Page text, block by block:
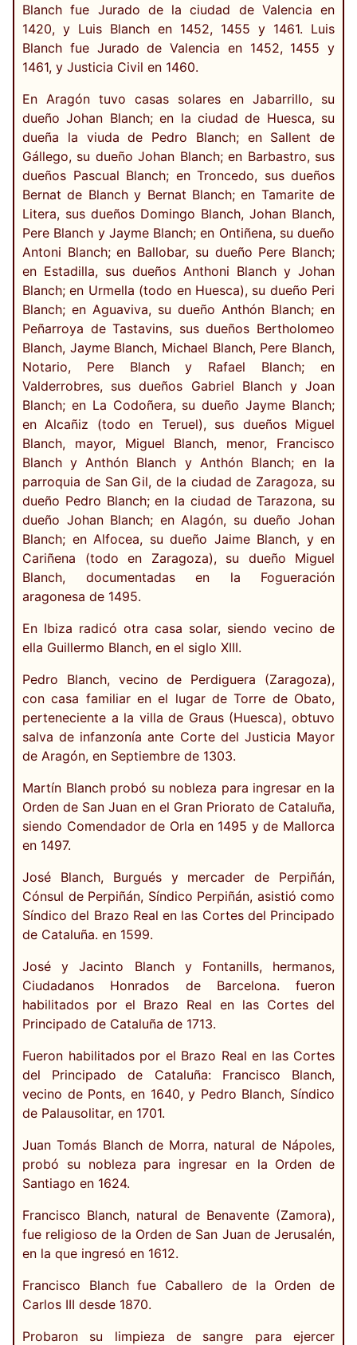
Blanch fue Jurado de la ciudad de Valencia en
1420, y Luis Blanch en 1452, 1455 y 1461. Luis
Blanch fue Jurado de Valencia en 1452, 1455 y
1461, y Justicia Civil en 1460.
En Aragón tuvo casas solares en Jabarrillo, su
dueño Johan Blanch; en la ciudad de Huesca, su
dueña la viuda de Pedro Blanch; en Sallent de
Gállego, su dueño Johan Blanch; en Barbastro, sus
dueños Pascual Blanch; en Troncedo, sus dueños
Bernat de Blanch y Bernat Blanch; en Tamarite de
Litera, sus dueños Domingo Blanch, Johan Blanch,
Pere Blanch y Jayme Blanch; en Ontiñena, su dueño
Antoni Blanch; en Ballobar, su dueño Pere Blanch;
en Estadilla, sus dueños Anthoni Blanch y Johan
Blanch; en Urmella (todo en Huesca), su dueño Peri
Blanch; en Aguaviva, su dueño Anthón Blanch; en
Peñarroya de Tastavins, sus dueños Bertholomeo
Blanch, Jayme Blanch, Michael Blanch, Pere Blanch,
Notario, Pere Blanch y Rafael Blanch; en
Valderrobres, sus dueños Gabriel Blanch y Joan
Blanch; en La Codoñera, su dueño Jayme Blanch;
en Alcañiz (todo en Teruel), sus dueños Miguel
Blanch, mayor, Miguel Blanch, menor, Francisco
Blanch y Anthón Blanch y Anthón Blanch; en la
parroquia de San Gil, de la ciudad de Zaragoza, su
dueño Pedro Blanch; en la ciudad de Tarazona, su
dueño Johan Blanch; en Alagón, su dueño Johan
Blanch; en Alfocea, su dueño Jaime Blanch, y en
Cariñena (todo en Zaragoza), su dueño Miguel
Blanch, documentadas en la Fogueración
aragonesa de 1495.
En Ibiza radicó otra casa solar, siendo vecino de
ella Guillermo Blanch, en el siglo XIII.
Pedro Blanch, vecino de Perdiguera (Zaragoza),
con casa familiar en el lugar de Torre de Obato,
perteneciente a la villa de Graus (Huesca), obtuvo
salva de infanzonía ante Corte del Justicia Mayor
de Aragón, en Septiembre de 1303.
Martín Blanch probó su nobleza para ingresar en la
Orden de San Juan en el Gran Priorato de Cataluña,
siendo Comendador de Orla en 1495 y de Mallorca
en 1497.
José Blanch, Burgués y mercader de Perpiñán,
Cónsul de Perpiñán, Síndico Perpiñán, asistió como
Síndico del Brazo Real en las Cortes del Principado
de Cataluña. en 1599.
José y Jacinto Blanch y Fontanills, hermanos,
Ciudadanos Honrados de Barcelona. fueron
habilitados por el Brazo Real en las Cortes del
Principado de Cataluña de 1713.
Fueron habilitados por el Brazo Real en las Cortes
del Principado de Cataluña: Francisco Blanch,
vecino de Ponts, en 1640, y Pedro Blanch, Síndico
de Palausolitar, en 1701.
Juan Tomás Blanch de Morra, natural de Nápoles,
probó su nobleza para ingresar en la Orden de
Santiago en 1624.
Francisco Blanch, natural de Benavente (Zamora),
fue religioso de la Orden de San Juan de Jerusalén,
en la que ingresó en 1612.
Francisco Blanch fue Caballero de la Orden de
Carlos III desde 1870.
Probaron su limpieza de sangre para ejercer